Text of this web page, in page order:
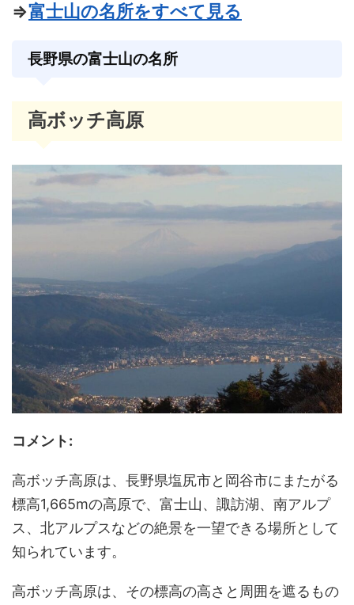
⇒富士山の名所をすべて見る
長野県の富士山の名所
高ボッチ高原
コメント:
高ボッチ高原は、長野県塩尻市と岡谷市にまたがる
標高1,665mの高原で、富士山、諏訪湖、南アルプ
ス、北アルプスなどの絶景を一望できる場所として
知られています。
高ボッチ高原は、その標高の高さと周囲を遮るもの